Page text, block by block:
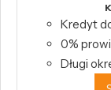
Kredyt
0%
Długi